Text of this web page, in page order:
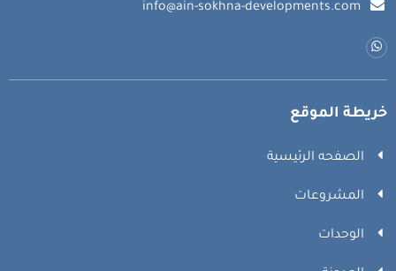
info@ain-sokhna-developments.com
خريطة الموقع
الصفحه الرئيسية
المشروعات
الوحدات